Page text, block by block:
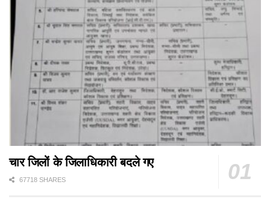
चार जिलों के जिलाधिकारी बदले गए
67718 SHARES